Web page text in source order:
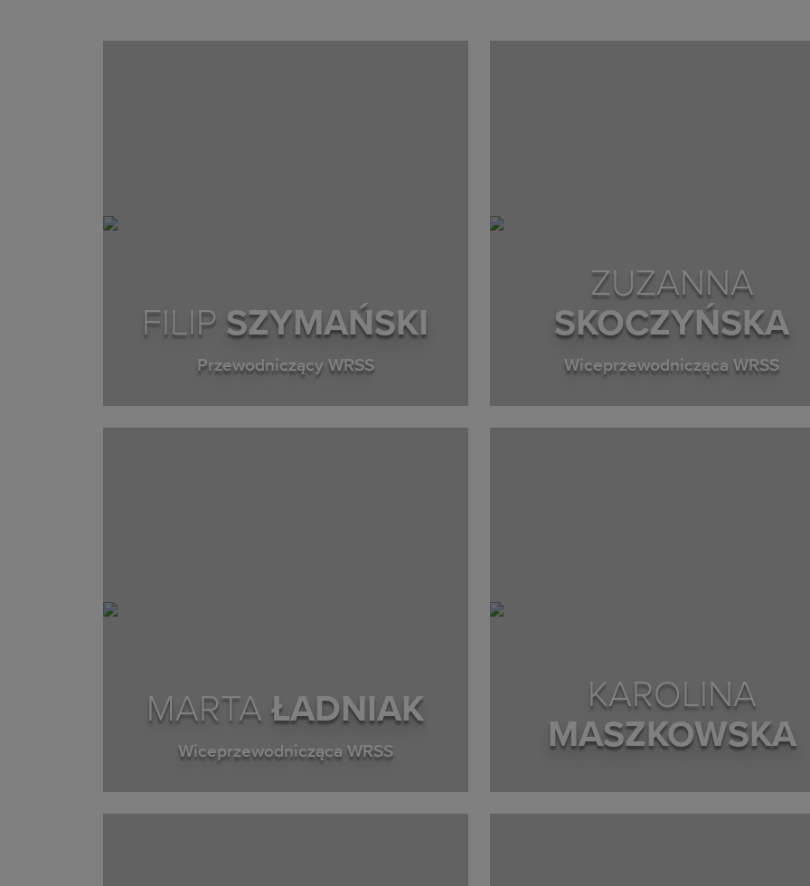
FILIP SZYMAŃSKI
Przewodniczący WRSS
ZUZANNA
SKOCZYŃSKA
Wiceprzewodnicząca WRSS
MARTAŁADNIAK
Wiceprzewodnicząca WRSS
KAROLINA
MASZKOWSKA